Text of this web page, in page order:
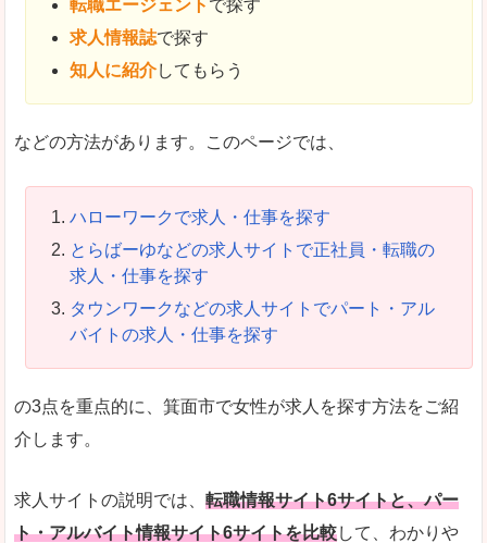
転職エージェント で探す
求人情報誌で探す
知人に紹介してもらう
などの方法があります。このページでは、
ハローワークで求人・仕事を探す
とらばーゆなどの求人サイトで正社員・転職の
求人・仕事を探す
タウンワークなどの求人サイトでパート・アル
バイトの求人・仕事を探す
の3点を重点的に、箕面市で女性が求人を探す方法をご紹
介します。
求人サイトの説明では、 転職情報サイト6サイトと、パー
ト・アルバイト情報サイト6サイトを比較して、わかりや